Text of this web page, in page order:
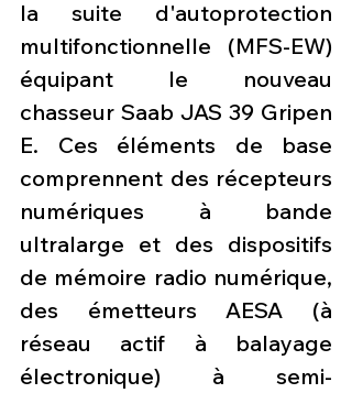
la suite d'autoprotection
multifonctionnelle (MFS-EW)
équipant le nouveau
chasseur Saab JAS 39 Gripen
E. Ces éléments de base
comprennent des récepteurs
numériques à bande
ultralarge et des dispositifs
de mémoire radio numérique,
des émetteurs AESA (à
réseau actif à balayage
électronique) à semi-